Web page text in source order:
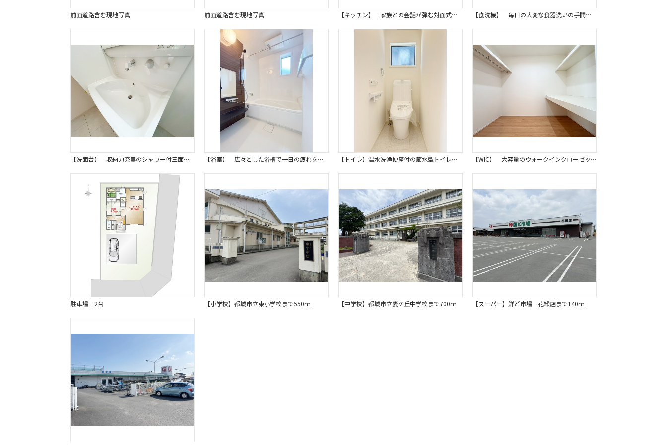
前面道路含む現地写真 前面道路含む現地写真 【キッチン】 家族との会話が弾む対面式のキッチン。料理をしながらリビング見渡せる嬉しい安心設計です。 子育て世代にも嬉しい、家族の繋がりを育む空間となるでしょう。同仕様写真。 【食洗機】 毎日の大変な食器洗いの手間を省いてくれる強い味方、ビルトイン食器洗浄機を完備しています。 忙しい日々の家事を強力にサポートし、家族と過ごす時間を増やせる嬉しい設備です。同仕様写真。
【洗面台】 収納力充実のシャワー付三面鏡洗面台は、朝の身支度もスムーズに行える機能的なデザインです。 ミラー裏収納も活用でき、化粧品や洗面用品などもすっきりと片付きます。同仕様写真。 【浴室】 広々とした浴槽で一日の疲れを癒すことができ、小窓で自然乾燥もできる衛生的で快適な浴室です。 浴室乾燥機も完備しているので、いつでも快適なバスタイムを過ごせます。同仕様写真。 【トイレ】温水洗浄便座付の節水型トイレ。衛生的でお掃除もしやすくトイレ空間を清潔で快適に過ごせます。 嬉しいタオルリングやペーパーホルダーも完備です。同仕様写真。 【WIC】 大容量のウォークインクローゼットなので衣類はもちろん、小物やカバンもたっぷり収納可能です。 お部屋を広く使うことができ、日々の生活をより快適にサポートします。同仕様写真。
駐車場 2台 【小学校】都城市立東小学校まで550ｍ 【中学校】都城市立妻ケ丘中学校まで700ｍ 【スーパー】鮮ど市場 花繰店まで140ｍ